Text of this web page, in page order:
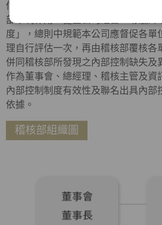
估制度，明訂自行評估內容、作業程
部牽制作用，健全公司經營。 依據本
度」，總則中規範本公司應督促各單
理自行評估一次，再由稽核部覆核各
併同稽核部所發現之內部控制缺失及
作為董事會、總經理、稽核主管及資
內部控制制度有效性及聯名出具內部
依據。
稽核部組織圖